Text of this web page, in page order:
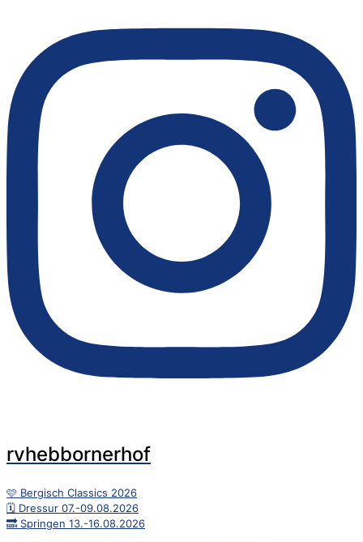
rvhebbornerhof
🩷 Bergisch Classics 2026
🗓️ Dressur 07.-09.08.2026
🔜 Springen 13.-16.08.2026